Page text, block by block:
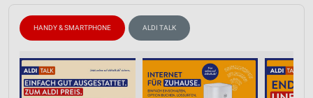
HANDY & SMARTPHONE ALDI TALK